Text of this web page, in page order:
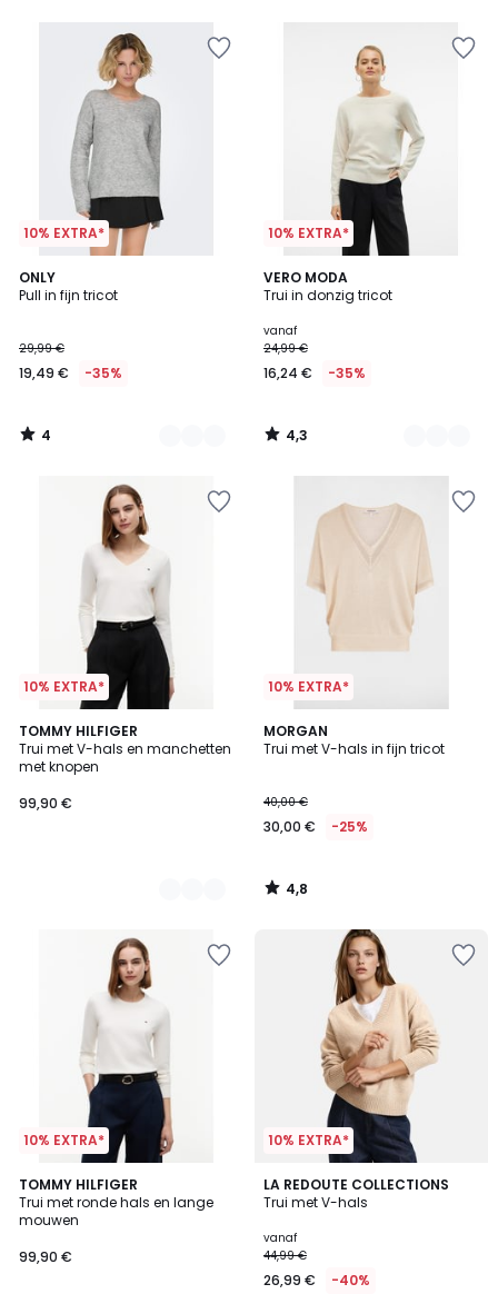
10% EXTRA*
ONLY
Pull in fijn tricot
29,99 €
19,49 € -35%
4
/
3
Kleuren
4
/
10% EXTRA*
VERO MODA
Trui in donzig tricot
vanaf
24,99 €
16,24 € -35%
4,3
/ 5
3
Kleuren
4,3
/
10% EXTRA*
TOMMY HILFIGER
Trui met V-hals en manchetten
met knopen
99,90 €
2
Kleuren
10% EXTRA*
MORGAN
Trui met V-hals in fijn tricot
40,00 €
30,00 € -25%
4,8
/ 5
4,8
/
10% EXTRA*
TOMMY HILFIGER
Trui met ronde hals en lange
mouwen
99,90 €
2
Kleuren
10% EXTRA*
LA REDOUTE COLLECTIONS
Trui met V-hals
vanaf
44,99 €
26,99 € -40%
4,1
/ 5
3
Kleuren